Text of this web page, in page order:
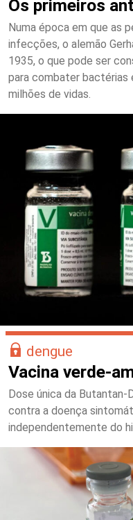
Os primeiros
Numa época em que as
infecções, o alemão
1935, o que pode ser
para combater bactérias
milhões de vidas.
dengue
Vacina verde-
Dose única da
contra a doença
independentemente do